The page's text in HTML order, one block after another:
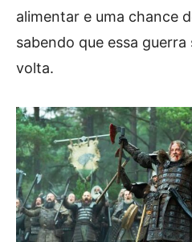
alimentar e uma chance
sabendo que essa
volta.